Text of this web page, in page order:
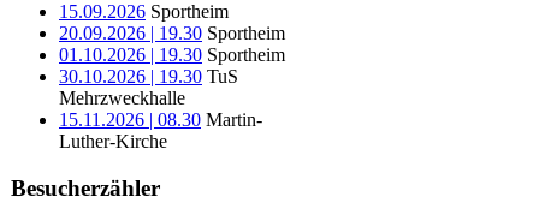
15.09.2026 Sportheim
20.09.2026 | 19.30 Sportheim
01.10.2026 | 19.30 Sportheim
30.10.2026 | 19.30 TuS
Mehrzweckhalle
15.11.2026 | 08.30 Martin-
Luther-Kirche
Besucherzähler